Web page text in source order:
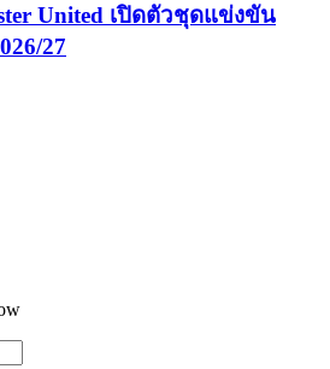
United เปิดตัวชุดแข่งขัน
27